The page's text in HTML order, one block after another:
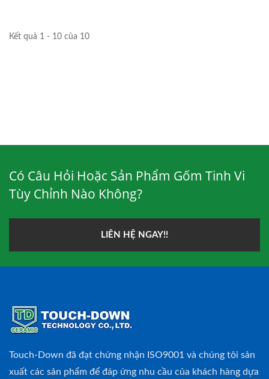
Kết quả 1 - 10 của 10
Có Câu Hỏi Hoặc Sản Phẩm Gốm Tinh Vi
Tùy Chỉnh Nào Không?
LIÊN HỆ NGAY!!
Touch-Down đã đạt chứng nhận ISO9001 và chúng tôi sản
xuất các sản phẩm để đáp ứng nhu cầu của khách hàng dựa